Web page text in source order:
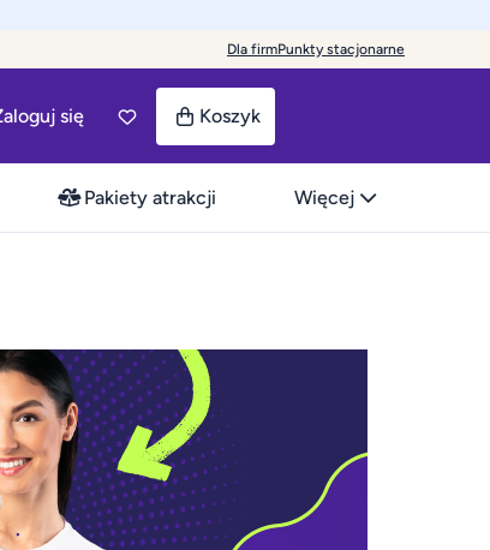
Dla firmPunkty stacjonarne
się Koszyk
Pakiety atrakcji Więcej